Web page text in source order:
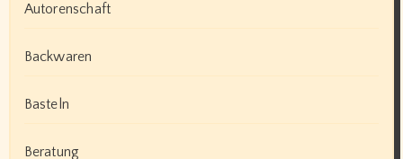
Autorenschaft
Backwaren
Basteln
Beratung